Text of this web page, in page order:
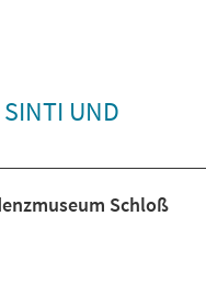
UND
Schloß